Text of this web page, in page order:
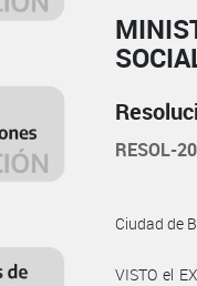
RESOL-
Ciudad de
VISTO el